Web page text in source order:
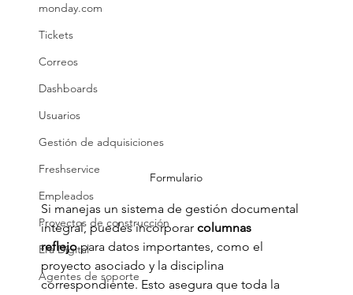
monday.com
Tickets
Correos
Dashboards
Usuarios
Gestión de adquisiciones
Freshservice
Empleados
Proyectos de construcción
Era Digital
Agentes de soporte
Formulario
Si manejas un sistema de gestión documental
integral, puedes incorporar columnas
reflejo para datos importantes, como el
proyecto asociado y la disciplina
correspondiente. Esto asegura que toda la